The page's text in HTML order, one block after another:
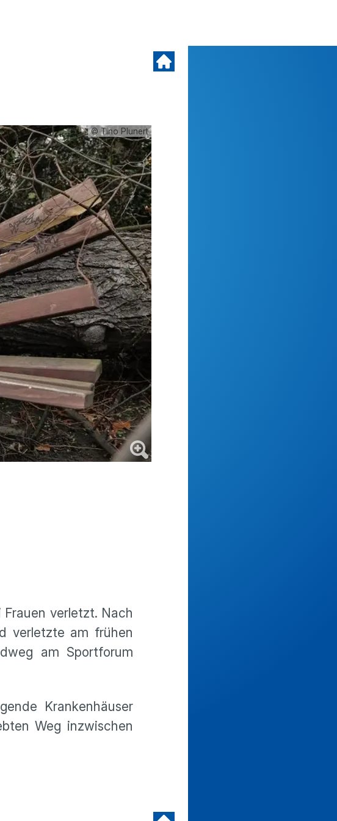
© Tino Plunert
verletzt. Nach
verletzte am frühen
am Sportforum
Krankenhäuser
Weg inzwischen